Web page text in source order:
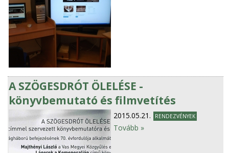
A SZÖGESDRÓT ÖLELÉSE -
könyvbemutató és filmvetítés
2015.05.21. RENDEZVÉNYEK
Tovább »